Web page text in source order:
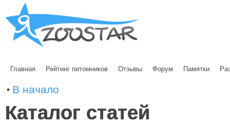
Главная Рейтинг питомников Отзывы Форум Памятки
В начало
Каталог статей